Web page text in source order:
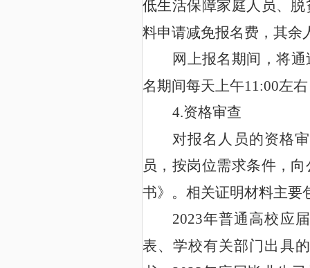
低生活保障家庭人员、
料申请减免报名费，其余
网上报名期间，将
名期间每天上午11:00左
4.资格审查
对报名人员的资格
员，按岗位需求条件，
书》。相关证明材料主要
2023年普通高校应
表、学校有关部门出具